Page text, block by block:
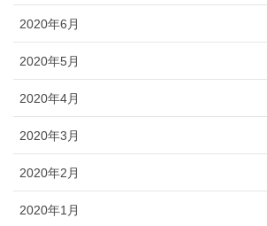
2020年6月
2020年5月
2020年4月
2020年3月
2020年2月
2020年1月